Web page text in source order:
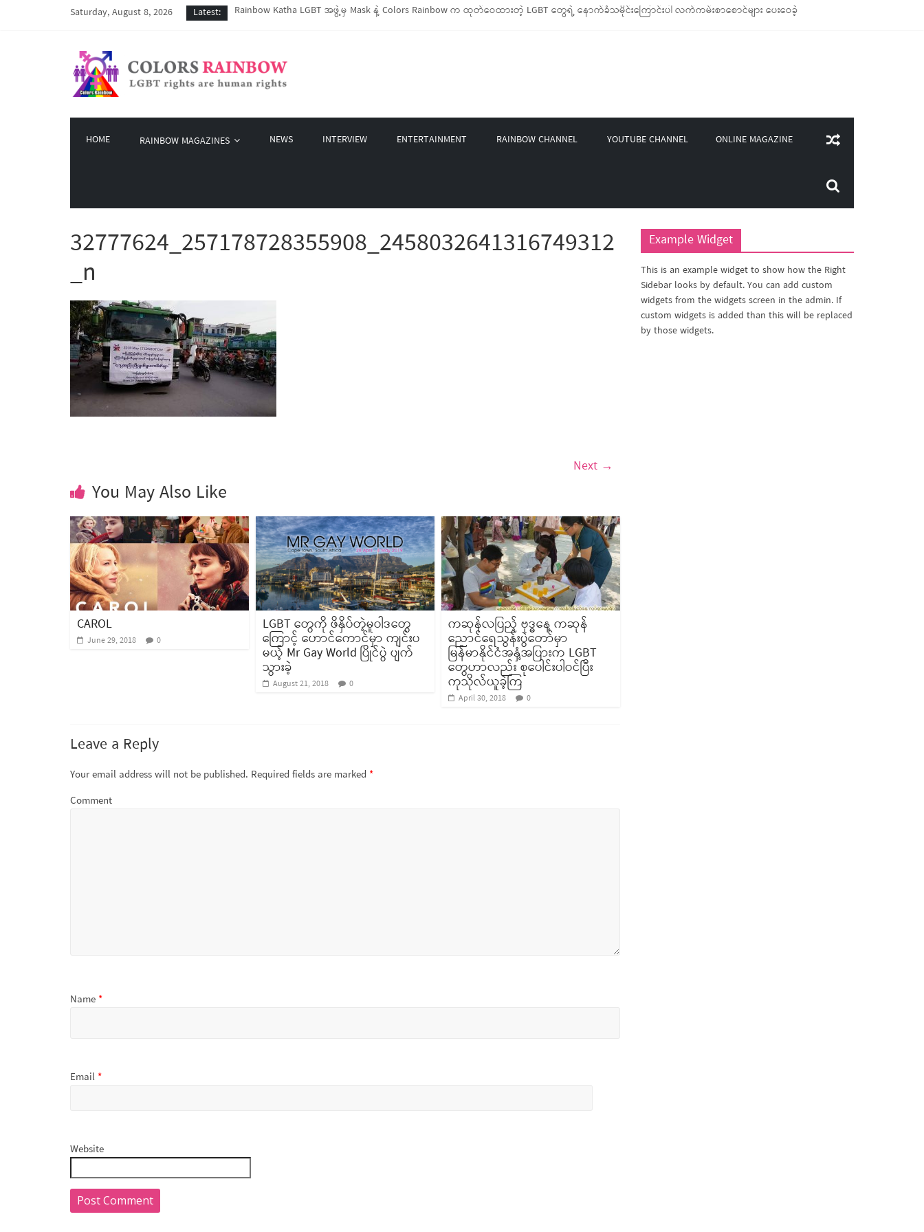
Saturday, August 8, 2026 Latest:
COVID-19 ကာလအတွင်း LGBTIQ အိမ်ထောင်စု (၁၀၀၀)ကျော်ကို ကျပ်သိန်းပေါင်း(၄၀၀)ကျော်တန်ဖိုးရှိ မီးဖိုချောင်သုံး ကုန်ပစ္စည်းများ ထောက်ပံ့ခဲ့
Colors Rainbow မှ စက်တင်ဘာလအတွင်း အွန်လိုင်းသင်တန်းနှစ်ခု ဖွင့်လှစ်ပေးနိုင်ခဲ့
HOME RAINBOW MAGAZINES NEWS INTERVIEW ENTERTAINMENT RAINBOW CHANNEL YOUTUBE CHANNEL ONLINE MAGAZINE
32777624_257178728355908_2458032641316749312
_n
Next →
You May Also Like
CAROL
June 29, 2018 0
LGBT တွေကို ဖိနှိပ်တဲ့မူဝါဒတွေ
ကြောင့် ဟောင်ကောင်မှာ ကျင်းပ
မယ့် Mr Gay World ပြိုင်ပွဲ ပျက်
သွားခဲ့
August 21, 2018 0
ကဆုန်လပြည့် ဗုဒ္ဓနေ့ ကဆုန်
ညောင်ရေသွန်းပွဲတော်မှာ
မြန်မာနိုင်ငံအနှံ့အပြားက LGBT
တွေဟာလည်း စုပေါင်းပါဝင်ပြီး
ကုသိုလ်ယူခဲ့ကြ
April 30, 2018 0
Leave a Reply
Your email address will not be published. Required fields are marked *
Comment
Name *
Email *
Website
Example Widget
This is an example widget to show how the Right
Sidebar looks by default. You can add custom
widgets from the widgets screen in the admin. If
custom widgets is added than this will be replaced
by those widgets.